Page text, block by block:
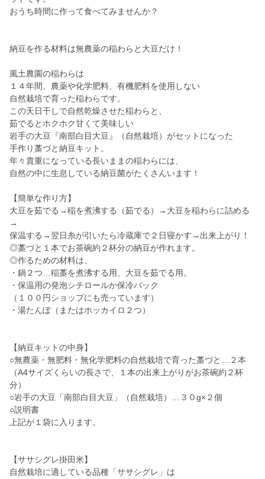
おうち時間に作って食べてみませんか？
納豆を作る材料は無農薬の稲わらと大豆だけ！
風土農園の稲わらは
１４年間、農薬や化学肥料、有機肥料を使用しない
自然栽培で育った稲わらです。
この天日干しで自然乾燥させた稲わらと、
茹でるとホクホク甘くて美味しい
岩手の大豆『南部白目大豆』（自然栽培）がセットになった
手作り藁づと納豆キット。
年々貴重になっている長いままの稲わらには、
自然の中に生息している納豆菌がたくさんいます！
【簡単な作り方】
大豆を茹でる→稲を煮沸する（茹でる）→大豆を稲わらに詰める
→
保温する→翌日糸が引いたら冷蔵庫で２日寝かす→出来上がり！
◎藁づと１本でお茶碗約２杯分の納豆が作れます。
◎作るための材料は、
・鍋２つ…稲藁を煮沸する用、大豆を茹でる用。
・保温用の発泡シチロールか保冷バック
（１００円ショップにも売っています）
・湯たんぽ（またはホッカイロ２つ）
【納豆キットの中身】
○無農薬・無肥料・無化学肥料の自然栽培で育った藁づと…２本
（A4サイズくらいの長さで、１本の出来上がりがお茶碗約２杯
分）
○岩手の大豆「南部白目大豆」（自然栽培）…３０g×２個
○説明書
上記が１袋に入ります。
【ササシグレ掛田米】
自然栽培に適している品種「ササシグレ」は